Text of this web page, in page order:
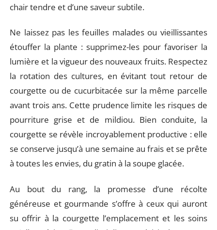
chair tendre et d’une saveur subtile.
Ne laissez pas les feuilles malades ou vieillissantes
étouffer la plante : supprimez-les pour favoriser la
lumière et la vigueur des nouveaux fruits. Respectez
la rotation des cultures, en évitant tout retour de
courgette ou de cucurbitacée sur la même parcelle
avant trois ans. Cette prudence limite les risques de
pourriture grise et de mildiou. Bien conduite, la
courgette se révèle incroyablement productive : elle
se conserve jusqu’à une semaine au frais et se prête
à toutes les envies, du gratin à la soupe glacée.
Au bout du rang, la promesse d’une récolte
généreuse et gourmande s’offre à ceux qui auront
su offrir à la courgette l’emplacement et les soins